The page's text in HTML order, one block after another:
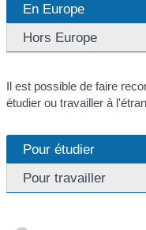
En Europe
Hors Europe
Il est possible de faire
étudier ou travailler à
Pour étudier
Pour travailler